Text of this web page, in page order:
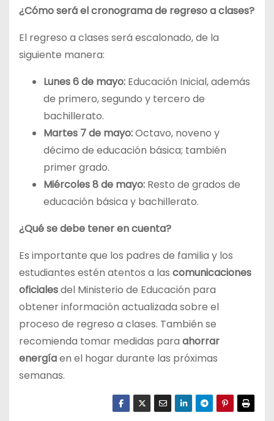
¿Cómo será el cronograma de regreso a clases?
El regreso a clases será escalonado, de la
siguiente manera:
Lunes 6 de mayo: Educación Inicial, además
de primero, segundo y tercero de
bachillerato.
Martes 7 de mayo:Octavo, noveno y
décimo de educación básica; también
primer grado.
Miércoles 8 de mayo: Resto de grados de
educación básica y bachillerato.
¿Qué se debe tener en cuenta?
Es importante que los padres de familia y los
estudiantes estén atentos a las comunicaciones
oficialesdel Ministerio de Educación para
obtener información actualizada sobre el
proceso de regreso a clases. También se
recomienda tomar medidas para ahorrar
energíaen el hogar durante las próximas
semanas.